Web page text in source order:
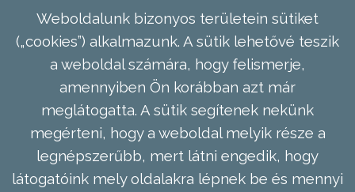
Weboldalunk bizonyos területein sütiket
(„cookies”) alkalmazunk. A sütik lehetővé teszik
a weboldal számára, hogy felismerje,
amennyiben Ön korábban azt már
meglátogatta. A sütik segítenek nekünk
megérteni, hogy a weboldal melyik része a
legnépszerűbb, mert látni engedik, hogy
látogatóink mely oldalakra lépnek be és mennyi